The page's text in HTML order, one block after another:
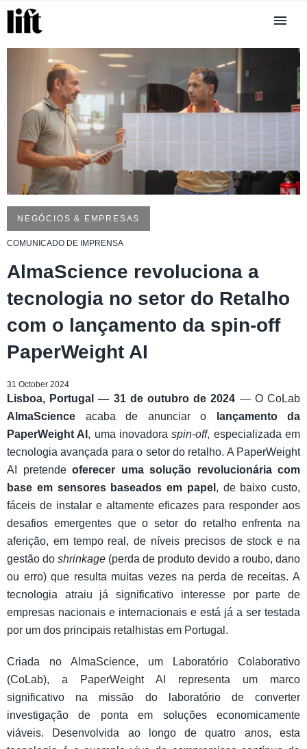
NEGÓCIOS & EMPRESAS
COMUNICADO DE IMPRENSA
AlmaScience revoluciona a
tecnologia no setor do Retalho
com o lançamento da spin-off
PaperWeight AI
31 October 2024
Lisboa, Portugal — 31 de outubro de 2024 — O CoLab
AlmaScience acaba de anunciar o
lançamento da
PaperWeight AI , uma inovadoraspin-off, especializada em
tecnologia avançada para o setor do retalho. A PaperWeight
AI pretende oferecer uma solução revolucionária com
base em sensores baseados em papel , de baixo custo,
fáceis de instalar e altamente eficazes para responder aos
desafios emergentes que o setor do retalho enfrenta na
aferição, em tempo real, de níveis precisos de stock e na
gestão do shrinkage (perda de produto devido a roubo, dano
ou erro) que resulta muitas vezes na perda de receitas. A
tecnologia atraiu já significativo interesse por parte de
empresas nacionais e internacionais e está já a ser testada
por um dos principais retalhistas em Portugal.
Criada no AlmaScience, um Laboratório Colaborativo
(CoLab), a PaperWeight AI representa um marco
significativo na missão do laboratório de converter
investigação de ponta em soluções economicamente
viáveis. Desenvolvida ao longo de quatro anos, esta